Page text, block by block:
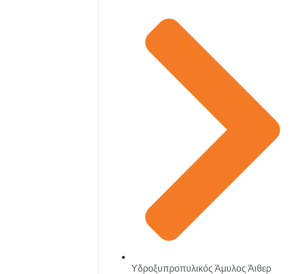
Υδροξυπροπυλικός Άμυλος Άιθερ